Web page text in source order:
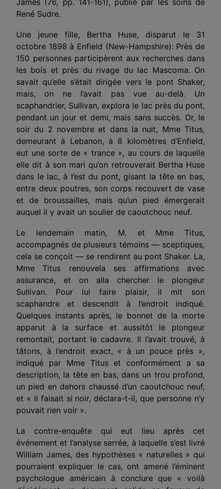
René Sudre.
Une jeune fille, Bertha Huse, disparut le 31
octobre 1898 à Enfield (New-Hampshire): Près de
150 personnes participèrent aux recherches dans
les bois et près du rivage du lac Mascoma. On
savait qu’elle s’était dirigée vers le pont Shaker,
mais, on ne l’avait pas vue au-delà. Un
scaphandrier, Sullivan, explora le lac près du pont,
pendant un jour et demi, mais sans succès. Or, le
soir du 2 novembre et dans la nuit, Mme Titus,
demeurant à Lebanon, à 8 kilomètres d’Enfield,
eut une sorte de « trance », au cours de laquelle
elle dit à son mari qu’on retrouverait Bertha Huse
dans le lac, à l’est du pont, gisant la tête en bas,
entre deux poutres, son corps recouvert de vase
et de broussailles, mais qu’un pied émergerait
auquel il y avait un soulier de caoutchouc neuf.
Le lendemain matin, M. et Mme Titus,
accompagnés de plusieurs témoins — sceptiques,
cela se conçoit — se rendirent au pont Shaker. La,
Mme Titus renouvela ses affirmations avec
assurance, et on alla chercher le plongeur
Sullivan. Pour lui faire plaisir, il mit son
scaphandre et descendit à l’endroit indiqué.
Quelques instants après, le bonnet de la morte
apparut à la surface et aussitôt le plongeur
remontait, portant le cadavre. Il l’avait trouvé, à
tâtons, à l’endroit exact, « à un pouce près »,
indiqué par Mme Titus et conformément a sa
description, la tête en bas, dans un trou profond,
un pied en dehors chaussé d’un caoutchouc neuf,
et « il faisait si noir, déclara-t-il, que personne n’y
pouvait rien voir ».
La contre-enquête qui eut lieu après cet
événement et l’analyse serrée, à laquelle s’est livré
William James, des hypothèses « naturelles » qui
pourraient expliquer le cas, ont amené l’éminent
psychologue américain à conclure que « voilà